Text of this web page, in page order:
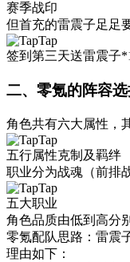
赛季战印
但首充的雷震子足足
签到第三天送雷震子
二、零氪的阵容
角色共有六大属性，
五行属性克制及羁绊
职业分为战魂（前排
五大职业
角色品质由低到高分
零氪配队思路： 雷震
理由如下：